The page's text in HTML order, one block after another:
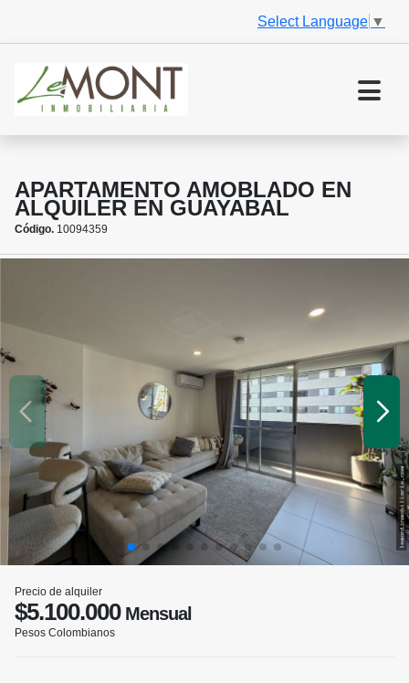
Select Language ▼
APARTAMENTO AMOBLADO EN
ALQUILER EN GUAYABAL
Código. 10094359
Precio de alquiler
$5.100.000Mensual
Pesos Colombianos